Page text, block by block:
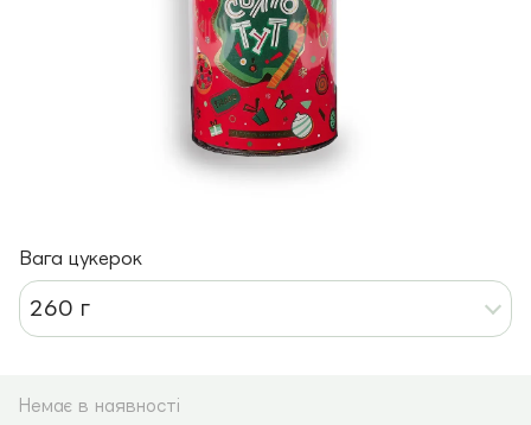
Вага цукерок
260 г
Немає в наявності